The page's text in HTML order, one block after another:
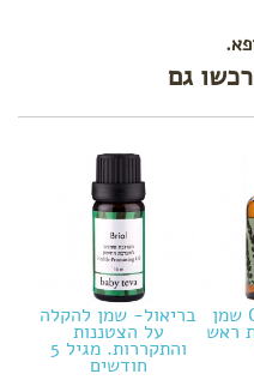
גם
Clear Head שמן
ראש
בריאול- שמן להקלה
על הצטננות
והתקררות. מגיל 5
חודשים